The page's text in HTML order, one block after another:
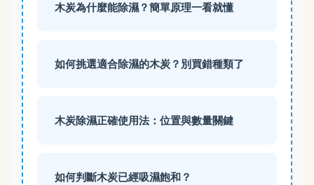
木炭為什麼能除濕？簡單原理一看就懂
如何挑選適合除濕的木炭？別買錯種類了
木炭除濕正確使用法：位置與數量關鍵
如何判斷木炭已經吸濕飽和？